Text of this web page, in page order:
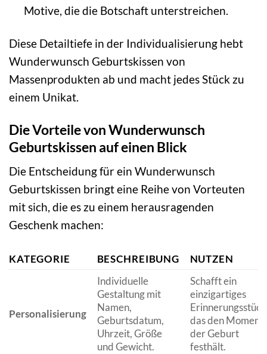
Motive, die die Botschaft unterstreichen.
Diese Detailtiefe in der Individualisierung hebt
Wunderwunsch Geburtskissen von
Massenprodukten ab und macht jedes Stück zu
einem Unikat.
Die Vorteile von Wunderwunsch
Geburtskissen auf einen Blick
Die Entscheidung für ein Wunderwunsch
Geburtskissen bringt eine Reihe von Vorteuten
mit sich, die es zu einem herausragenden
Geschenk machen:
KATEGORIE BESCHREIBUNG NUTZEN
Personalisierung
Individuelle
Gestaltung mit
Namen,
Geburtsdatum,
Uhrzeit, Größe
und Gewicht.
Schafft ein
einzigartiges
das den Moment
der Geburt
festhält.